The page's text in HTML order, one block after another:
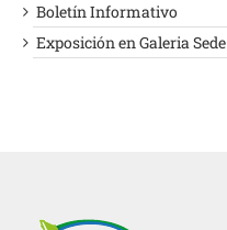
Boletín Informativo
Exposición en Galeria Sede